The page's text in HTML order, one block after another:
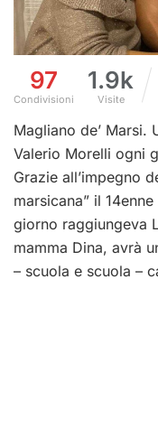
97
Condivisioni
1.9k
Visite
Magliano de’ Marsi.
Valerio Morelli ogni
Grazie all’impegno
marsicana” il
giorno raggiungeva
mamma Dina, avrà
– scuola e scuola –